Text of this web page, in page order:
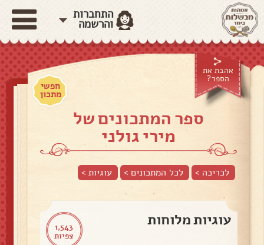
התחברות
והרשמה
אהבת את
הספר?
חפשי
מתכון
ספר המתכונים של
מירי גולני
לכריכה > לכל המתכונים > עוגיות>
1,543
צפיות
עוגיות מלוחות